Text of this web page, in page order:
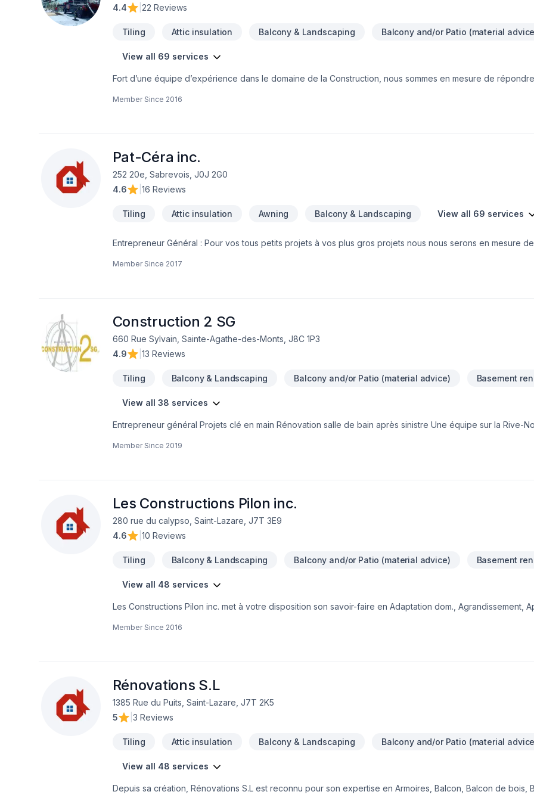
4.4
22 Reviews
Tiling Attic insulation Balcony & Landscaping Balcony and/or Patio (material
View all 69 services
Fort d’une équipe d’expérience dans le domaine de la Construction, nous sommes en mesure de
résidentiel ou commercial de manière efficace. Nous ajusterons notre horaire de travail à la vôtre,
nos clients, afin de gagner et garder la confiance de ceux-ci.
Member Since 2016
Pat-Céra inc.
252 20e, Sabrevois, J0J 2G0
4.6
16 Reviews
Tiling Attic insulation Awning Balcony & Landscaping View all 69 services
Entrepreneur Général : Pour vos tous petits projets à vos plus gros projets nous nous serons en mesure
Member Since 2017
Construction 2 SG
660 Rue Sylvain, Sainte-Agathe-des-Monts, J8C 1P3
4.9
13 Reviews
Tiling Balcony & Landscaping Balcony and/or Patio (material advice) Basement
View all 38 services
Entrepreneur général Projets clé en main Rénovation salle de bain après sinistre Une équipe sur la Rive-Nors de Montréal et
Member Since 2019
Les Constructions Pilon inc.
280 rue du calypso, Saint-Lazare, J7T 3E9
4.6
10 Reviews
Tiling Balcony & Landscaping Balcony and/or Patio (material advice) Basement
View all 48 services
Les Constructions Pilon inc. met à votre disposition son savoir-faire en Adaptation dom., Agrandissement,
Peinture, Plancher, Rénovation générale, Salle de bain, Soudeur, Sous-sol, Tapis, Tirage de joint pour
Member Since 2016
Rénovations S.L
1385 Rue du Puits, Saint-Lazare, J7T 2K5
5
3 Reviews
Tiling Attic insulation Balcony & Landscaping Balcony and/or Patio (material
View all 48 services
Depuis sa création, Rénovations S.L est reconnu pour son expertise en Armoires, Balcon, Balcon de bois,